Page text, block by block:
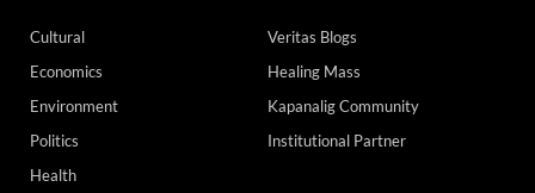
Cultural
Economics
Environment
Politics
Health
Veritas Blogs
Healing Mass
Kapanalig Community
Institutional Partner